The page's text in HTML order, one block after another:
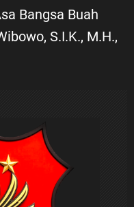
Bangsa Buah
S.I.K., M.H.,